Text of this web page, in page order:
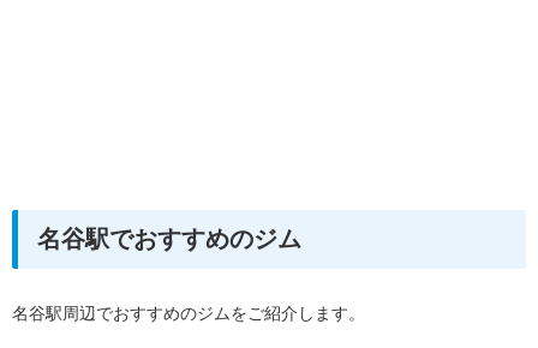
名谷駅でおすすめのジム
名谷駅周辺でおすすめのジムをご紹介します。